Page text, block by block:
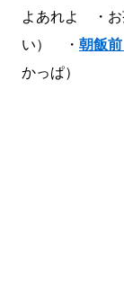
よあれよ ・お
い） ・ 朝飯前
かっぱ）